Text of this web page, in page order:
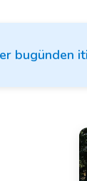
bugünden